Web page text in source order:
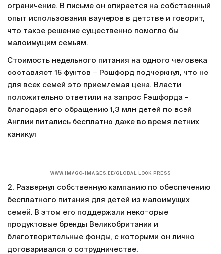
ограничение. В письме он опирается на собственный
опыт использования ваучеров в детстве и говорит,
что такое решение существенно помогло бы
малоимущим семьям.
Стоимость недельного питания на одного человека
составляет 15 фунтов – Рэшфорд подчеркнул, что не
для всех семей это приемлемая цена. Власти
положительно ответили на запрос Рэшфорда –
благодаря его обращению 1,3 млн детей по всей
Англии питались бесплатно даже во время летних
каникул.
WWW.IMAGO-IMAGES.DE/GLOBAL LOOK PRESS
2. Развернул собственную кампанию по обеспечению
бесплатного питания для детей из малоимущих
семей. В этом его поддержали некоторые
продуктовые бренды Великобритании и
благотворительные фонды, с которыми он лично
договаривался о сотрудничестве.